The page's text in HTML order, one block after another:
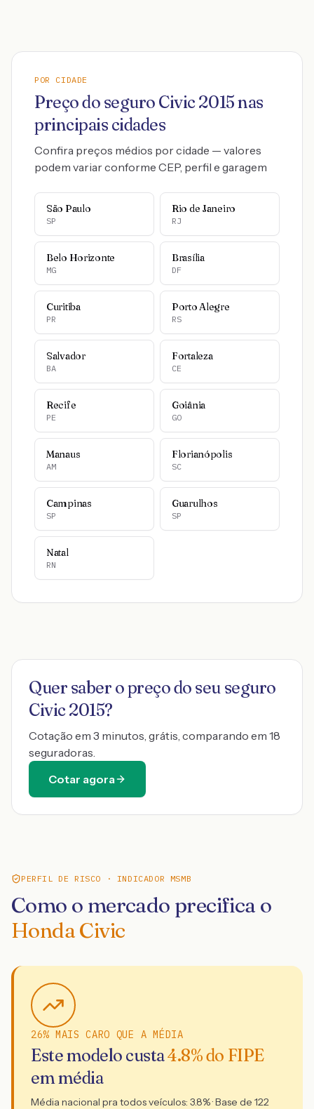
POR CIDADE
Preço do seguro Civic 2015nas
principais cidades
Confira preços médios por cidade — valores
podem variar conforme CEP, perfil e garagem
São Paulo
SP
Rio de Janeiro
RJ
Belo Horizonte
MG
Brasília
DF
Curitiba
PR
Porto Alegre
RS
Salvador
BA
Fortaleza
CE
Recife
PE
Goiânia
GO
Manaus
AM
Florianópolis
SC
Campinas
SP
Guarulhos
SP
Natal
RN
Quer saber o preço do seu seguro
Civic 2015?
Cotação em 3 minutos, grátis, comparando em 18
seguradoras.
Cotar agora
PERFIL DE RISCO · INDICADOR MSMB
Como o mercado precifica o
Honda Civic
26% MAIS CARO QUE A MÉDIA
Este modelo custa4.8% do FIPE
em média
Média nacional pra todos veículos: 3.8% · Base de 122